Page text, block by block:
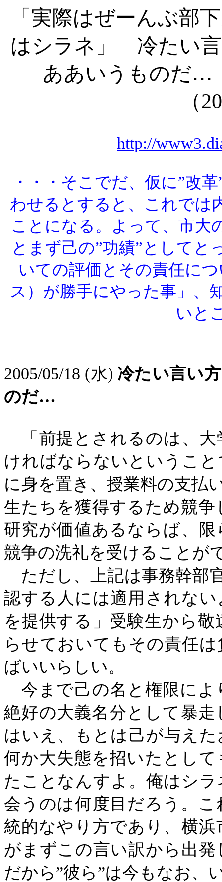
「実際はぜーんぶ部
はシラネ」 冷たい
ああいうものだ
（
http://
・・・そこでだ、仮に”改
わせるとすると、これでは
ことになる。よって、市大
とまず己の”功績”としてと
いての評価とその責任に
ス）が勝手にやった事」、
いと
2005/05/18 (水) 冷たい言い
のだ…
「前提とされるのは、大
ければならないというこ
に身を置き、授業料の支払
生たちを獲得するため競
研究が価値あるならば、
競争の洗礼を受けることが
ただし、上記は事務幹部
認する人には適用されな
を提供する」受験生から
らせておいてもその責任
ばいいらしい。
今まで己の名と権限によ
絶好の大義名分として暴
はいえ、もとは己が与え
何か大失態を招いたとし
たことなんすよ。俺はシ
会うのは何度目だろう。
統的なやり方であり、横
がまずこの言い訳から出
だから”彼ら”は今もなお、